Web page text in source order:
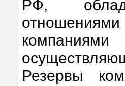
РФ,
Резервы